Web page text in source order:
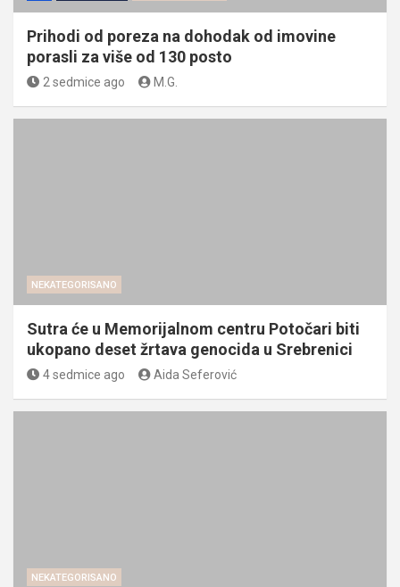
Prihodi od poreza na dohodak od imovine
porasli za više od 130 posto
2 sedmice ago M.G.
NEKATEGORISANO
Sutra će u Memorijalnom centru Potočari biti
ukopano deset žrtava genocida u Srebrenici
4 sedmice ago Aida Seferović
NEKATEGORISANO